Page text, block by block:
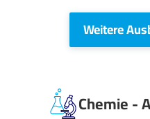
Weitere
Chemie -